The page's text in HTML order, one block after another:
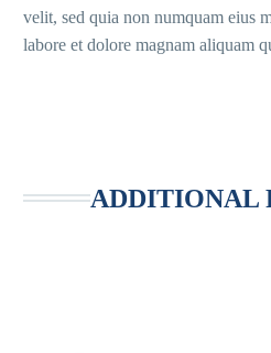
velit, sed quia non numquam eius
labore et dolore magnam aliquam
ADDITIONAL